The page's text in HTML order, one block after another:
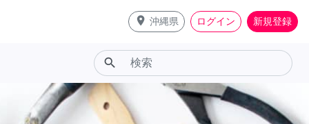
place 沖縄県 ログイン 新規登録
search